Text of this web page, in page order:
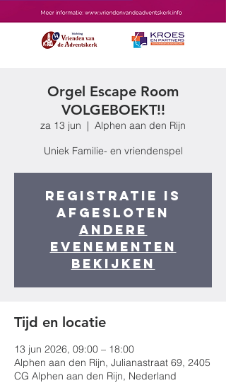
Orgel Escape Room
VOLGEBOEKT!!
za 13 jun
  |
Alphen aan den Rijn
Uniek Familie- en vriendenspel
Registratie is
afgesloten
Andere
evenementen
bekijken
Tijd en locatie
13 jun 2026, 09:00 – 18:00
Alphen aan den Rijn, Julianastraat 69, 2405
CG Alphen aan den Rijn, Nederland